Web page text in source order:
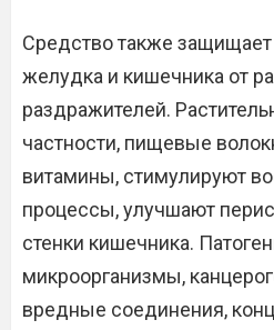
Средство также
желудка и кишечника от
раздражителей.
частности, пищевые
витамины, стимулируют
процессы, улучшают
стенки кишечника.
микроорганизмы,
вредные соединения,